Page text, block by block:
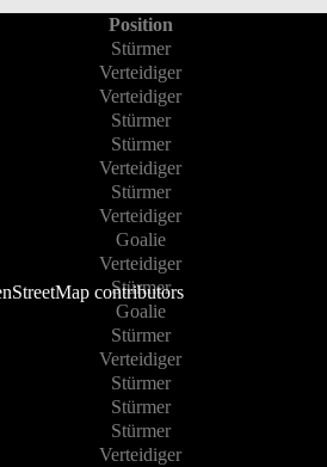
contributors
Position
Stürmer
Verteidiger
Verteidiger
Stürmer
Stürmer
Verteidiger
Stürmer
Verteidiger
Goalie
Verteidiger
Stürmer
Goalie
Stürmer
Verteidiger
Stürmer
Stürmer
Stürmer
Verteidiger